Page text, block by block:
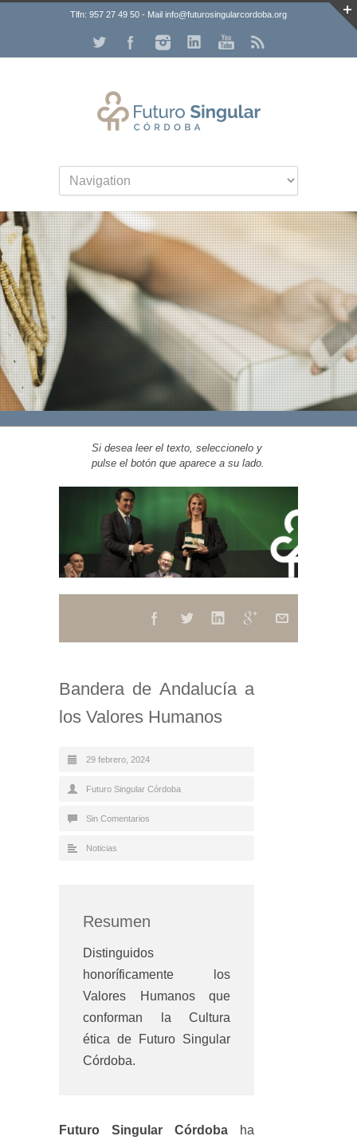
Tlfn: 957 27 49 50 - Mail info@futurosingularcordoba.org
Si desea leer el texto, seleccionelo y
pulse el botón que aparece a su lado.
Bandera de Andalucía a
los Valores Humanos
29 febrero, 2024
Futuro Singular Córdoba
Sin Comentarios
Noticias
Resumen
Distinguidos
honoríficamente los
Valores Humanos que
conforman la Cultura
ética de Futuro Singular
Córdoba.
Futuro Singular Córdoba
ha